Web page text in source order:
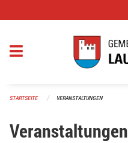
STARTSEITE VERANSTALTUNGEN
Veranstaltungen